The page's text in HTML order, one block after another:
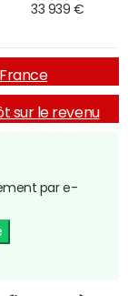
33 939 €
sur le revenu
par e-